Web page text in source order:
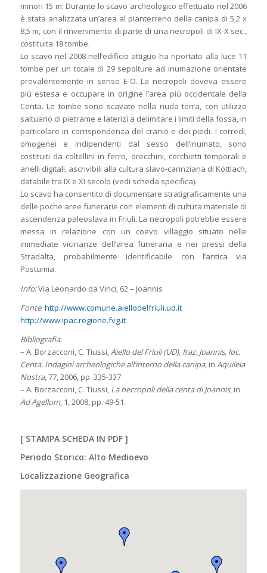
minori 15 m. Durante lo scavo archeologico effettuato nel 2006
è stata analizzata un’area al pianterreno della canipa di 5,2 x
8,5 m, con il rinvenimento di parte di una necropoli di IX-X sec.,
costituita 18 tombe.
Lo scavo nel 2008 nell’edificio attiguo ha riportato alla luce 11
tombe per un totale di 29 sepolture ad inumazione orientate
prevalentemente in senso E-O. La necropoli doveva essere
più estesa e occupare in origine l’area più occidentale della
Centa. Le tombe sono scavate nella nuda terra, con utilizzo
saltuario di pietrame e laterizi a delimitare i limiti della fossa, in
particolare in corrispondenza del cranio e dei piedi. I corredi,
omogenei e indipendenti dal sesso dell’inumato, sono
costituiti da coltellini in ferro, orecchini, cerchietti temporali e
anelli digitali, ascrivibili alla cultura slavo-carinziana di Köttlach,
databile tra IX e XI secolo (vedi scheda specifica).
Lo scavo ha consentito di documentare stratigraficamente una
delle poche aree funerarie con elementi di cultura materiale di
ascendenza paleoslava in Friuli. La necropoli potrebbe essere
messa in relazione con un coevo villaggio situato nelle
immediate vicinanze dell’area funeraria e nei pressi della
Stradalta, probabilmente identificabile con l’antica via
Postumia.
Info:Via Leonardo da Vinci, 62 – Joannis
Fonte: http://www.comune.aiellodelfriuli.ud.it
http://www.ipac.regione.fvg.it
Bibliografia:
– A. Borzacconi, C. Tiussi, Aiello del Friuli (UD), fraz. Joannis, loc.
Centa. Indagini archeologiche all’interno della canipa,in Aquileia
Nostra, 77, 2006, pp. 335-337
– A. Borzacconi, C. Tiussi, La necropoli della centa di Joannis, in
Ad Agellum, 1, 2008, pp. 49-51.
[ STAMPA SCHEDA IN PDF]
Periodo Storico: Alto Medioevo
Localizzazione Geografica